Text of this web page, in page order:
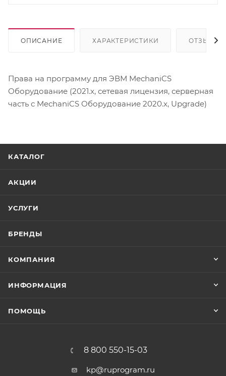
ОПИСАНИЕ ХАРАКТЕРИСТИКИ ОТЗЫВЫ
Права на программу для ЭВМ MechaniCS
Оборудование (2021.x, сетевая лицензия, серверная
часть с MechaniCS Оборудование 2020.x, Upgrade)
КАТАЛОГ
АКЦИИ
УСЛУГИ
БРЕНДЫ
КОМПАНИЯ
ИНФОРМАЦИЯ
ПОМОЩЬ
8 800 550-15-03
kp@ruprogram.ru